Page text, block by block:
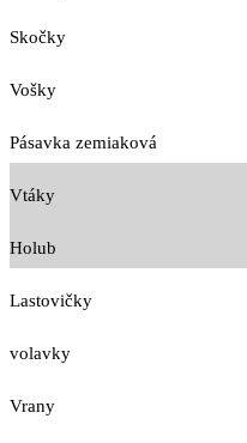
Skočky
Vošky
Pásavka zemiaková
Vtáky
Holub
Lastovičky
volavky
Vrany